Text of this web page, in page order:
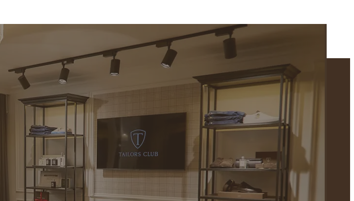
Jeśli odrzucisz te
mogą zniknąć z
naszej strony.
Marketing
Te pliki cookie
dostarczanie Ci
spersonalizowanych
treści oraz ofert.